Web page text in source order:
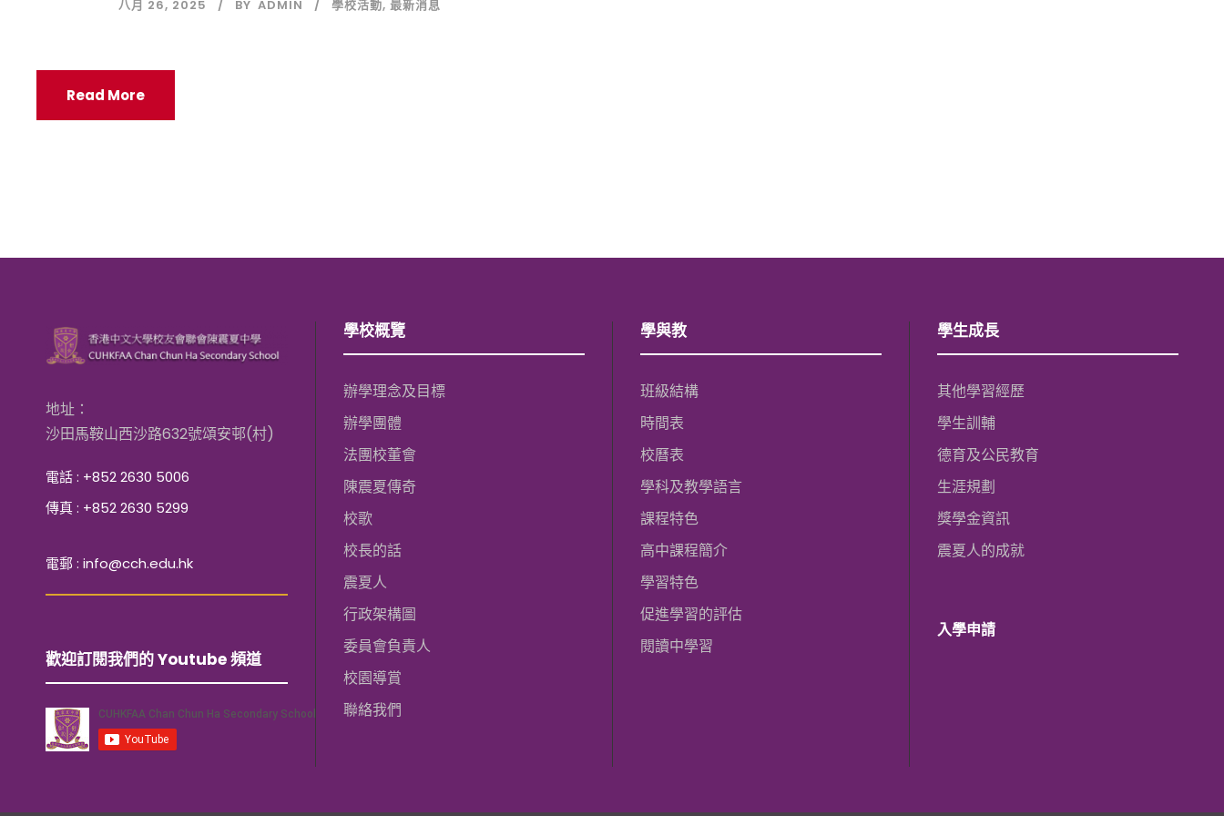
八月 26, 2025 BY ADMIN 學校活動, 最新消息
Read More
地址：
沙田馬鞍山西沙路632號頌安邨(村)
電話 : +852 2630 5006
傳真 : +852 2630 5299
電郵 : info@cch.edu.hk
歡迎訂閱我們的 Youtube 頻道
學校概覽
辦學理念及目標
辦學團體
法團校董會
陳震夏傳奇
校歌
校長的話
震夏人
行政架構圖
委員會負責人
校園導賞
聯絡我們
學與教
班級結構
時間表
校曆表
學科及教學語言
課程特色
高中課程簡介
學習特色
促進學習的評估
閱讀中學習
學生成長
其他學習經歷
學生訓輔
德育及公民教育
生涯規劃
獎學金資訊
震夏人的成就
入學申請